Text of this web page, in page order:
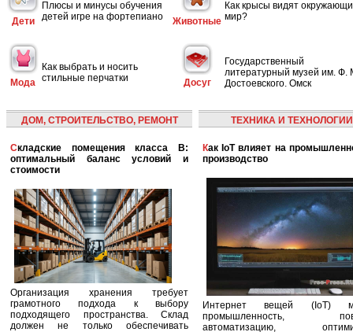
Дети
Плюсы и минусы обучения
детей игре на фортепиано
Животные
Как крысы видят
мир?
Мода
Как выбрать и носить
стильные перчатки
Досуг
Государственный
литературный музей им. Ф.
Достоевского. Омск
ДОМ, СТРОИТЕЛЬСТВО, РЕМОНТ
Складские помещения класса B:
оптимальный баланс условий и
стоимости
Организация хранения требует
грамотного подхода к выбору
подходящего пространства. Склад
должен не только обеспечивать
ТЕХНИКА И ТЕХНОЛОГИИ
Как IoT влияет на промышленность и
производство
Интернет вещей (IoT)
промышленность,
автоматизацию,